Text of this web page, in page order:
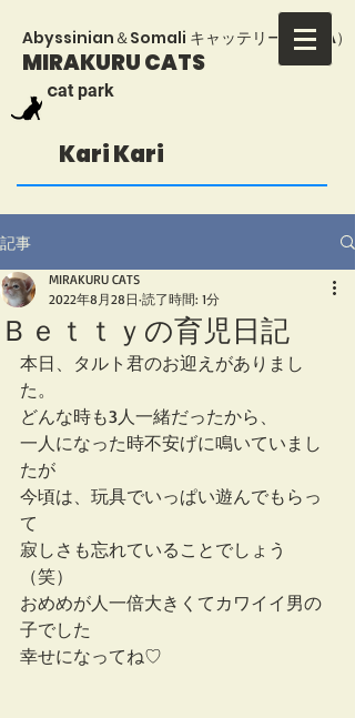
MIRAKURU CATS
​Abyssinian＆Somali キャッテリー（TICA）
​cat park
Kari Kari
記事
Ｂｅｔｔｙの育児日記
MIRAKURU CATS
2022年8月28日 読了時間: 1分
本日、タルト君のお迎えがありまし
た。
どんな時も3人一緒だったから、
一人になった時不安げに鳴いていまし
たが
今頃は、玩具でいっぱい遊んでもらっ
て
寂しさも忘れていることでしょう
（笑）
おめめが人一倍大きくてカワイイ男の
子でした
幸せになってね♡